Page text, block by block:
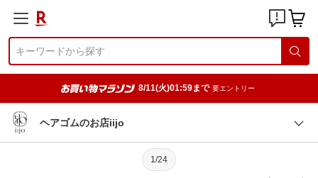
8/11(火)01:59まで 要エントリー
ヘアゴムのお店iijo
1/24